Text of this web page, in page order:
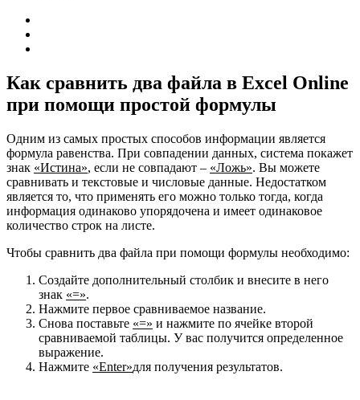
Как сравнить два файла в Excel Online
при помощи простой формулы
Одним из самых простых способов информации является
формула равенства. При совпадении данных, система покажет
знак «Истина», если не совпадают – «Ложь». Вы можете
сравнивать и текстовые и числовые данные. Недостатком
является то, что применять его можно только тогда, когда
информация одинаково упорядочена и имеет одинаковое
количество строк на листе.
Чтобы сравнить два файла при помощи формулы необходимо:
Создайте дополнительный столбик и внесите в него
знак «=».
Нажмите первое сравниваемое название.
Снова поставьте «=» и нажмите по ячейке второй
сравниваемой таблицы. У вас получится определенное
выражение.
Нажмите «Enter»для получения результатов.